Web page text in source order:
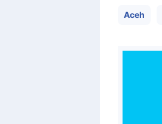
Aceh